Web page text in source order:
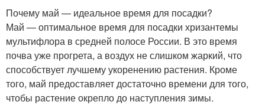
Почему май — идеальное время для посадки?
Май — оптимальное время для посадки хризантемы
мультифлора в средней полосе России. В это время
почва уже прогрета, а воздух не слишком жаркий, что
способствует лучшему укоренению растения. Кроме
того, май предоставляет достаточно времени для того,
чтобы растение окрепло до наступления зимы.